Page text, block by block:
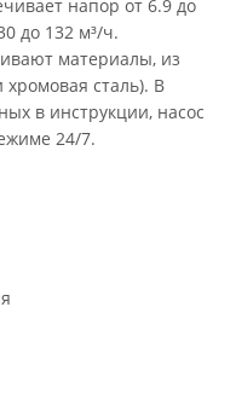
напор от 6.9 до
до 132 м³/ч.
материалы, из
хромовая сталь). В
в инструкции, насос
24/7.